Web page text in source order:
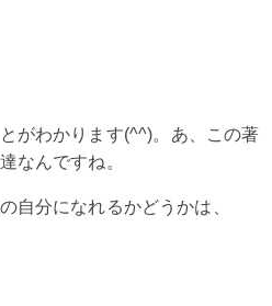
がわかります(^^)。あ、この著
なんですね。
自分になれるかどうかは、